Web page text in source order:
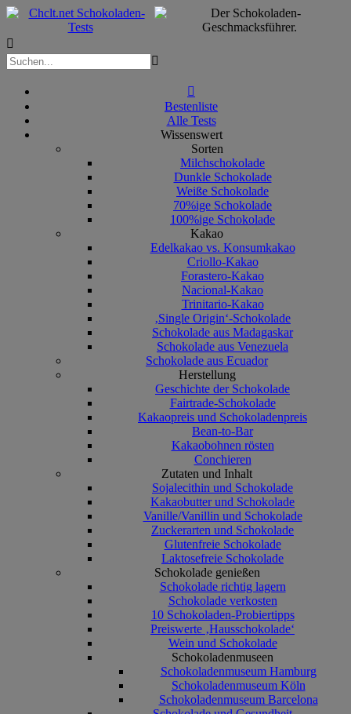



Bestenliste
Alle Tests
Wissenswert
Sorten
Milchschokolade
Dunkle Schokolade
Weiße Schokolade
70%ige Schokolade
100%ige Schokolade
Kakao
Edelkakao vs. Konsumkakao
Criollo-Kakao
Forastero-Kakao
Nacional-Kakao
Trinitario-Kakao
‚Single Origin‘-Schokolade
Schokolade aus Madagaskar
Schokolade aus Venezuela
Schokolade aus Ecuador
Herstellung
Geschichte der Schokolade
Fairtrade-Schokolade
Kakaopreis und Schokoladenpreis
Bean-to-Bar
Kakaobohnen rösten
Conchieren
Zutaten und Inhalt
Sojalecithin und Schokolade
Kakaobutter und Schokolade
Vanille/Vanillin und Schokolade
Zuckerarten und Schokolade
Glutenfreie Schokolade
Laktosefreie Schokolade
Schokolade genießen
Schokolade richtig lagern
Schokolade verkosten
10 Schokoladen-Probiertipps
Preiswerte ‚Hausschokolade‘
Wein und Schokolade
Schokoladenmuseen
Schokoladenmuseum Hamburg
Schokoladenmuseum Köln
Schokoladenmuseum Barcelona